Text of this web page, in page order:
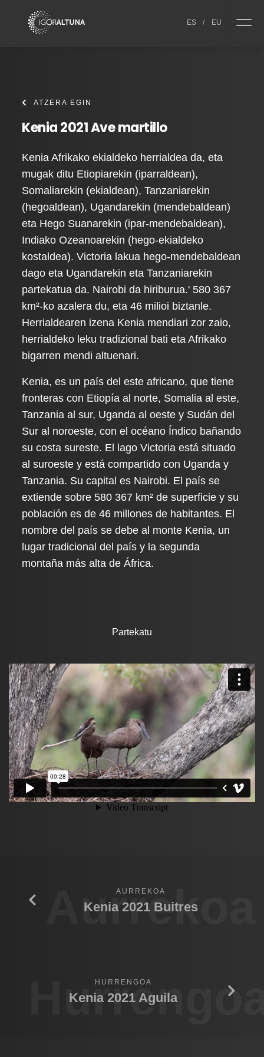
ES / EU
ATZERA EGIN
Kenia 2021 Ave martillo
Kenia Afrikako ekialdeko herrialdea da, eta
mugak ditu Etiopiarekin (iparraldean),
Somaliarekin (ekialdean), Tanzaniarekin
(hegoaldean), Ugandarekin (mendebaldean)
eta Hego Suanarekin (ipar-mendebaldean),
Indiako Ozeanoarekin (hego-ekialdeko
kostaldea). Victoria lakua hego-mendebaldean
dago eta Ugandarekin eta Tanzaniarekin
partekatua da. Nairobi da hiriburua.' 580 367
km²-ko azalera du, eta 46 milioi biztanle.
Herrialdearen izena Kenia mendiari zor zaio,
herrialdeko leku tradizional bati eta Afrikako
bigarren mendi altuenari.
Kenia, es un país del este africano, que tiene
fronteras con Etiopía al norte, Somalia al este,
Tanzania al sur, Uganda al oeste y Sudán del
Sur al noroeste, con el océano Índico bañando
su costa sureste. El lago Victoria está situado
al suroeste y está compartido con Uganda y
Tanzania. Su capital es Nairobi. El país se
extiende sobre 580 367 km² de superficie y su
población es de 46 millones de habitantes. El
nombre del país se debe al monte Kenia, un
lugar tradicional del país y la segunda
montaña más alta de África.
Partekatu
Aurrekoa
AURREKOA
Kenia 2021 Buitres
HURRENGOA
Kenia 2021 Aguila